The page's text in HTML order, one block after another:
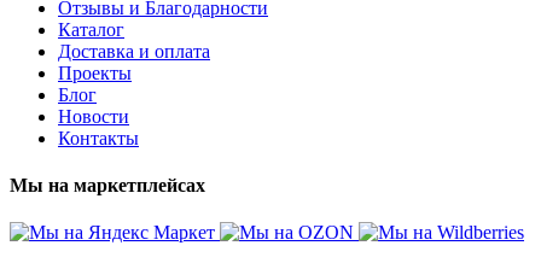
Отзывы и Благодарности
Каталог
Доставка и оплата
Проекты
Блог
Новости
Контакты
Мы на маркетплейсах